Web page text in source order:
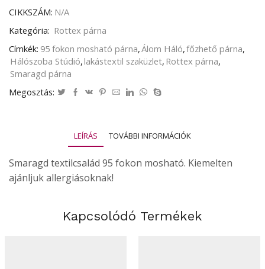
CIKKSZÁM: N/A
Kategória: Rottex párna
Címkék: 95 fokon mosható párna,Álom Háló,főzhető párna,
Hálószoba Stúdió,lakástextil szaküzlet, Rottex párna,
Smaragd párna
Megosztás:
LEÍRÁS TOVÁBBI INFORMÁCIÓK
Smaragd textilcsalád 95 fokon mosható. Kiemelten
ajánljuk allergiásoknak!
Kapcsolódó Termékek